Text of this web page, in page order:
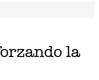
la